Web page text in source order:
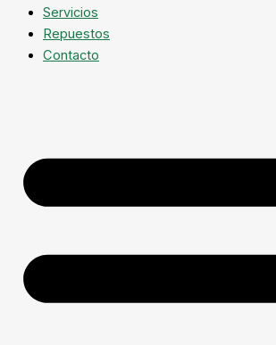
Servicios
Repuestos
Contacto